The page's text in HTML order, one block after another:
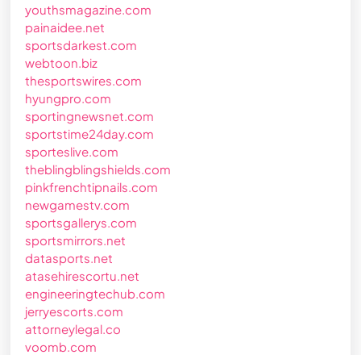
youthsmagazine.com
painaidee.net
sportsdarkest.com
webtoon.biz
thesportswires.com
hyungpro.com
sportingnewsnet.com
sportstime24day.com
sporteslive.com
theblingblingshields.com
pinkfrenchtipnails.com
newgamestv.com
sportsgallerys.com
sportsmirrors.net
datasports.net
atasehirescortu.net
engineeringtechub.com
jerryescorts.com
attorneylegal.co
voomb.com